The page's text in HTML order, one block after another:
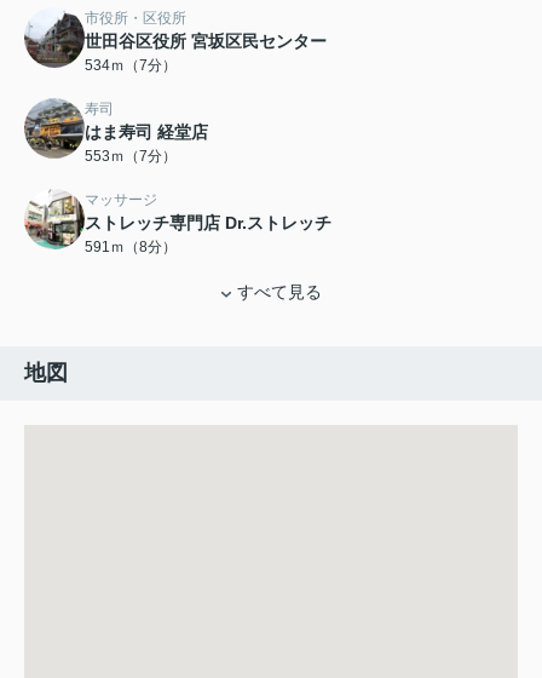
市役所・区役所
世田谷区役所 宮坂区民センター
534ｍ（7分）
寿司
はま寿司 経堂店
553ｍ（7分）
マッサージ
ストレッチ専門店 Dr.ストレッチ
591ｍ（8分）
すべて見る
地図